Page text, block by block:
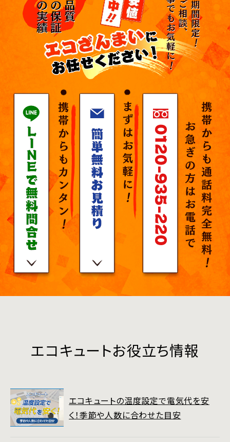
エコキュートお役立ち情報
エコキュートの温度設定で電気代を安
く！季節や人数に合わせた目安